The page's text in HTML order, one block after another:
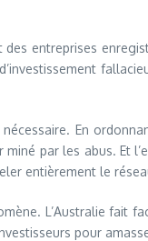
entreprises
En
par les abus. Et
entièrement le
L’Australie
pour